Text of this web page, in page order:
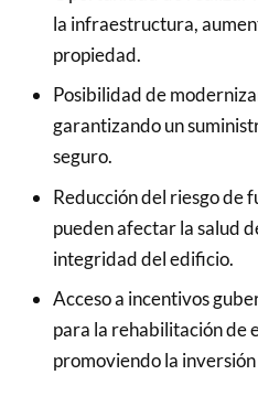
la infraestructura,
propiedad.
Posibilidad de
garantizando un
seguro.
Reducción del riesgo de
pueden afectar la salud
integridad del edificio.
Acceso a incentivos
para la rehabilitación de
promoviendo la